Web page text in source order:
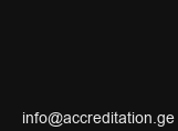
info@accreditation.ge